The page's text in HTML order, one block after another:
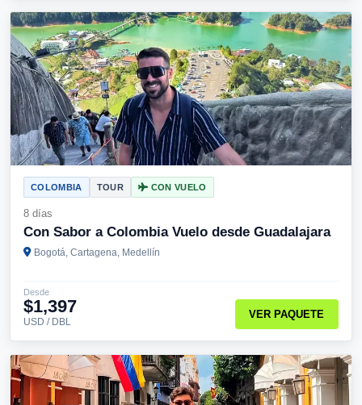
COLOMBIA TOUR CON VUELO
8 días
Con Sabor a Colombia Vuelo desde Guadalajara
Bogotá, Cartagena, Medellín
Desde
$1,397
USD / DBL
VER PAQUETE